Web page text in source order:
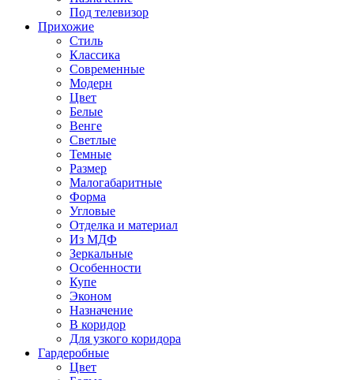
Под телевизор
Прихожие
Стиль
Классика
Современные
Модерн
Цвет
Белые
Венге
Светлые
Темные
Размер
Малогабаритные
Форма
Угловые
Отделка и материал
Из МДФ
Зеркальные
Особенности
Купе
Эконом
Назначение
В коридор
Для узкого коридора
Гардеробные
Цвет